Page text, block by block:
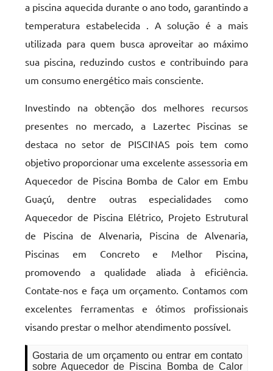
a piscina aquecida durante o ano todo, garantindo a
temperatura estabelecida . A solução é a mais
utilizada para quem busca aproveitar ao máximo
sua piscina, reduzindo custos e contribuindo para
um consumo energético mais consciente.
Investindo na obtenção dos melhores recursos
presentes no mercado, a Lazertec Piscinas se
destaca no setor de PISCINAS pois tem como
objetivo proporcionar uma excelente assessoria em
Aquecedor de Piscina Bomba de Calor em Embu
Guaçú, dentre outras especialidades como
Aquecedor de Piscina Elétrico, Projeto Estrutural
de Piscina de Alvenaria, Piscina de Alvenaria,
Piscinas em Concreto e Melhor Piscina,
promovendo a qualidade aliada à eficiência.
Contate-nos e faça um orçamento. Contamos com
excelentes ferramentas e ótimos profissionais
visando prestar o melhor atendimento possível.
Gostaria de um orçamento ou entrar em contato
sobre Aquecedor de Piscina Bomba de Calor